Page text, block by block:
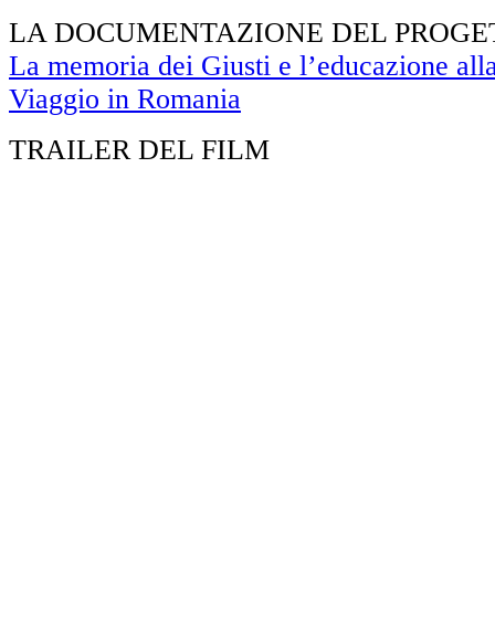
LA DOCUMENTAZIONE DEL
La memoria dei Giusti e l’educazione
Viaggio in Romania
TRAILER DEL FILM